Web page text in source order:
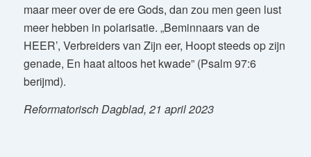
maar meer over de ere Gods, dan zou men geen lust
meer hebben in polarisatie. „Beminnaars van de
HEER’, Verbreiders van Zijn eer, Hoopt steeds op zijn
genade, En haat altoos het kwade” (Psalm 97:6
berijmd).
Reformatorisch Dagblad, 21 april 2023